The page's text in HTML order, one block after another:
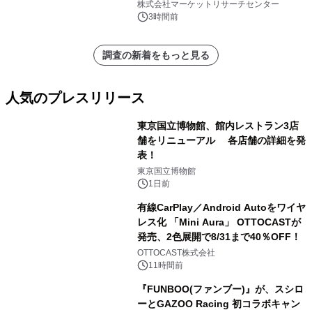
分析レポートを発表
株式会社マーケットリサーチセンター
3時間前
調査の新着をもっと見る
人気のプレスリリース
東京国立博物館、館内レストラン3店
舗をリニューアル 各店舗の詳細を発
表！
東京国立博物館
1日前
有線CarPlay／Android Autoをワイヤ
レス化 「Mini Aura」 OTTOCASTが
発売、2色展開で8/31まで40％OFF！
OTTOCAST株式会社
11時間前
『FUNBOO(ファンブー)』が、スシロ
ーとGAZOO Racing 初コラボキャン